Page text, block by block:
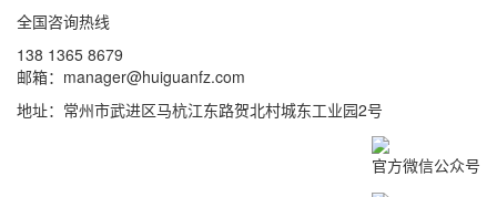
全国咨询热线
138 1365 8679
邮箱：manager@huiguanfz.com
地址：常州市武进区马杭江东路贺北村城东工业园2号
官方微信公众号